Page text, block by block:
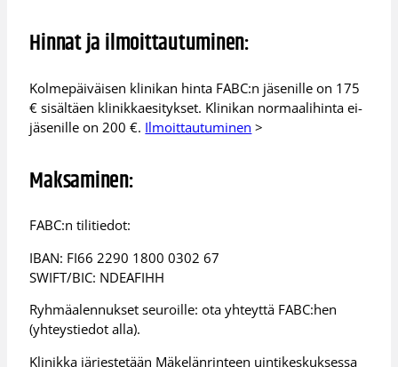
Hinnat ja ilmoittautuminen:
Kolmepäiväisen klinikan hinta FABC:n jäsenille on 175
€ sisältäen klinikkaesitykset. Klinikan normaalihinta ei-
jäsenille on 200 €. Ilmoittautuminen >
Maksaminen:
FABC:n tilitiedot:
IBAN: FI66 2290 1800 0302 67
SWIFT/BIC: NDEAFIHH
Ryhmäalennukset seuroille: ota yhteyttä FABC:hen
(yhteystiedot alla).
Klinikka järjestetään Mäkelänrinteen uintikeskuksessa